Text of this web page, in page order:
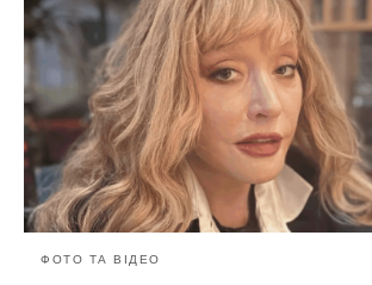
ФОТО ТА ВІДЕО